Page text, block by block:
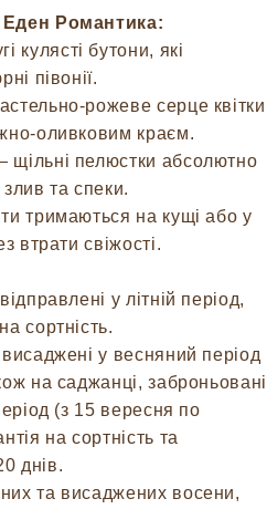
Еден Романтика:
кулясті бутони, які
півонії.
рожеве серце квітки
оливковим краєм.
щільні пелюстки абсолютно
та спеки.
тримаються на кущі або у
втрати свіжості.
у літній період,
сортність.
у весняний період
на саджанці, заброньовані
(з 15 вересня по
на сортність та
днів.
та висаджених восени,